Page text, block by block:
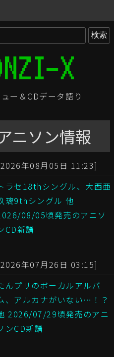
ー＆CDデータ語り
ニソン情報
年08月05日 11:23]
ラセ18thシングル、大西亜
璃9thシングル 他
08/05頃発売のアニソ
CD新譜
年07月26日 03:15]
んプリのボーカルアルバ
、アルカナがいない…！？
2026/07/29頃発売のアニ
ンCD新譜